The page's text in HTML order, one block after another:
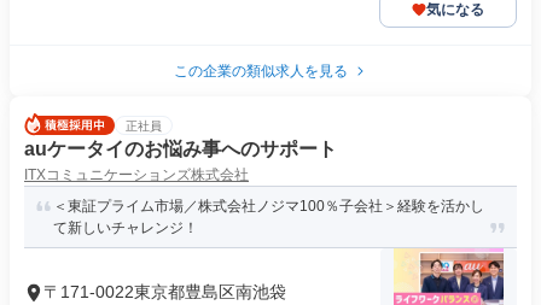
気になる
この企業の類似求人を見る
正社員
auケータイのお悩み事へのサポート
ITXコミュニケーションズ株式会社
＜東証プライム市場／株式会社ノジマ100％子会社＞経験を活かし
て新しいチャレンジ！
〒171-0022東京都豊島区南池袋